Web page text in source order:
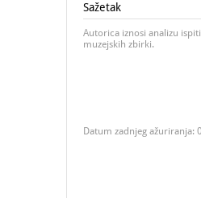
Sažetak
Autorica iznosi analizu
muzejskih zbirki.
Datum zadnjeg ažuriranja: